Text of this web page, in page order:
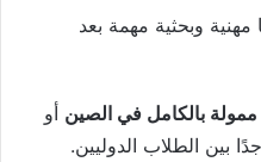
وبحثية مهمة بعد
بالكامل في الصين أو
بين الطلاب الدوليين.